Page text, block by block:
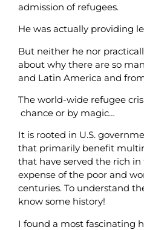
admission of refugees.
He was actually providing
But neither he nor
about why there are so
and Latin America and
The world-wide refugee
chance or by magic…
It is rooted in U.S.
that primarily benefit
that have served the rich
expense of the poor and
centuries. To understand
know some history!
I found a most fascinating